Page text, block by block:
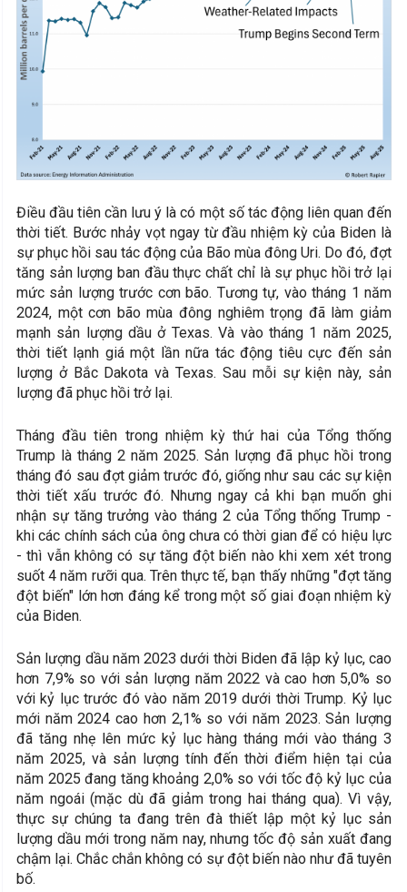
Điều đầu tiên cần lưu ý là có một số tác động liên quan đến
thời tiết. Bước nhảy vọt ngay từ đầu nhiệm kỳ của Biden là
sự phục hồi sau tác động của Bão mùa đông Uri. Do đó, đợt
tăng sản lượng ban đầu thực chất chỉ là sự phục hồi trở lại
mức sản lượng trước cơn bão. Tương tự, vào tháng 1 năm
2024, một cơn bão mùa đông nghiêm trọng đã làm giảm
mạnh sản lượng dầu ở Texas. Và vào tháng 1 năm 2025,
thời tiết lạnh giá một lần nữa tác động tiêu cực đến sản
lượng ở Bắc Dakota và Texas. Sau mỗi sự kiện này, sản
lượng đã phục hồi trở lại.
Tháng đầu tiên trong nhiệm kỳ thứ hai của Tổng thống
Trump là tháng 2 năm 2025. Sản lượng đã phục hồi trong
tháng đó sau đợt giảm trước đó, giống như sau các sự kiện
thời tiết xấu trước đó. Nhưng ngay cả khi bạn muốn ghi
nhận sự tăng trưởng vào tháng 2 của Tổng thống Trump -
khi các chính sách của ông chưa có thời gian để có hiệu lực
- thì vẫn không có sự tăng đột biến nào khi xem xét trong
suốt 4 năm rưỡi qua. Trên thực tế, bạn thấy những "đợt tăng
đột biến" lớn hơn đáng kể trong một số giai đoạn nhiệm kỳ
của Biden.
Sản lượng dầu năm 2023 dưới thời Biden đã lập kỷ lục, cao
hơn 7,9% so với sản lượng năm 2022 và cao hơn 5,0% so
với kỷ lục trước đó vào năm 2019 dưới thời Trump. Kỷ lục
mới năm 2024 cao hơn 2,1% so với năm 2023. Sản lượng
đã tăng nhẹ lên mức kỷ lục hàng tháng mới vào tháng 3
năm 2025, và sản lượng tính đến thời điểm hiện tại của
năm 2025 đang tăng khoảng 2,0% so với tốc độ kỷ lục của
năm ngoái (mặc dù đã giảm trong hai tháng qua). Vì vậy,
thực sự chúng ta đang trên đà thiết lập một kỷ lục sản
lượng dầu mới trong năm nay, nhưng tốc độ sản xuất đang
chậm lại. Chắc chắn không có sự đột biến nào như đã tuyên
bố.